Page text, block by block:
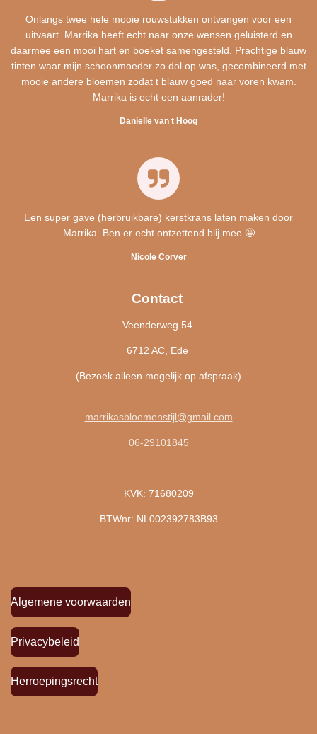
Onlangs twee hele mooie rouwstukken ontvangen voor een
uitvaart. Marrika heeft echt naar onze wensen geluisterd en
daarmee een mooi hart en boeket samengesteld. Prachtige blauw
tinten waar mijn schoonmoeder zo dol op was, gecombineerd met
mooie andere bloemen zodat t blauw goed naar voren kwam.
Marrika is echt een aanrader!
Danielle van t Hoog
Een super gave (herbruikbare) kerstkrans laten maken door
Marrika. Ben er echt ontzettend blij mee 🤩
Nicole Corver
Contact
Veenderweg 54
6712 AC, Ede
(Bezoek alleen mogelijk op afspraak)
marrikasbloemenstijl@gmail.com
06-29101845
KVK: 71680209
BTWnr: NL002392783B93
Algemene voorwaarden
Privacybeleid
Herroepingsrecht